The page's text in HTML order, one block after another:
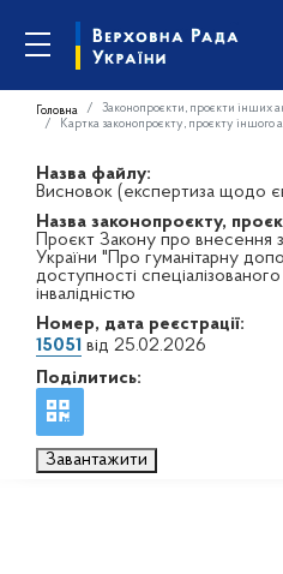
Головна Законопроєкти, проєкти інших
Картка законопроєкту, проєкту іншого
Назва файлу:
Висновок (експертиза щодо
Назва законопроєкту,
Проєкт Закону про внесення
України "Про гуманітарну
доступності
інвалідністю
Номер, дата реєстрації:
15051 від 25.02.2026
Поділитись:
Завантажити